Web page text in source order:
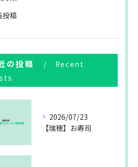
投稿
の投稿
Recent
2026/07/23
【瑞穂】お寿司